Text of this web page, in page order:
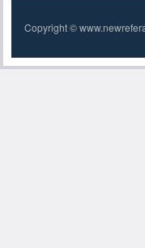
Copyright ©